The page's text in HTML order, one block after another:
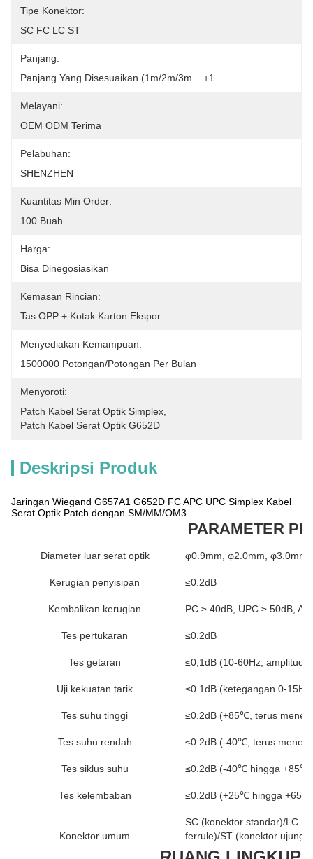
Tipe Konektor:
SC FC LC ST
Panjang:
Panjang Yang Disesuaikan (1m/2m/3m ...+1
Melayani:
OEM ODM Terima
Pelabuhan:
SHENZHEN
Kuantitas Min Order:
100 Buah
Harga:
Bisa Dinegosiasikan
Kemasan Rincian:
Tas OPP + Kotak Karton Ekspor
Menyediakan Kemampuan:
1500000 Potongan/potongan Per Bulan
Menyoroti:
Patch Kabel Serat Optik Simplex
Patch Kabel Serat Optik G652D
Deskripsi Produk
Jaringan Wiegand G657A1 G652D FC APC UPC Simplex Kabel
Serat Optik Patch dengan SM/MM/OM3
PARAMETER
Diameter luar serat optik φ0.9mm, φ2.0mm, φ3.0mm
Kerugian penyisipan ≤0.2dB
Kembalikan kerugian PC ≥ 40dB, UPC ≥ 50dB,
Tes pertukaran ≤0.2dB
Tes getaran ≤0,1dB (10-60Hz, amplitudo
Uji kekuatan tarik ≤0.1dB (ketegangan 0-
Tes suhu tinggi ≤0.2dB (+85℃, terus
Tes suhu rendah ≤0.2dB (-40℃, terus
Tes siklus suhu ≤0.2dB (-40℃ hingga +85℃,
Tes kelembaban ≤0.2dB (+25℃ hingga
Konektor umum
SC (konektor standar)/LC
ferrule)/ST (konektor ujung